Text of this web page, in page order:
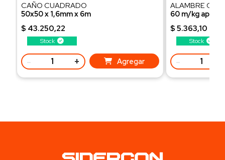
Stock
CAÑO CUADRADO
50x50 x 1,6mm x 6m
$ 43.250,22
- + Agregar
Stock
ALAMBRE
60 m/kg
$ 5.363,10
-